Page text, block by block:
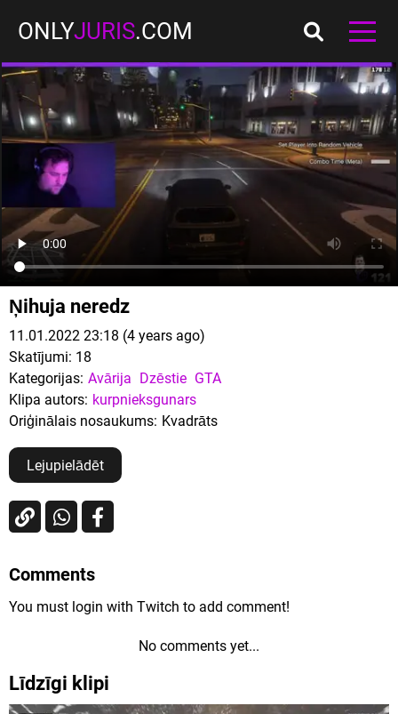
ONLYJURIS.COM
Ņihuja neredz
11.01.2022 23:18 (4 years ago)
Skatījumi: 18
Kategorijas: Avārija Dzēstie GTA
Klipa autors: kurpnieksgunars
Oriģinālais nosaukums: Kvadrāts
Lejupielādēt
Comments
You must login with Twitch to add comment!
No comments yet...
Līdzīgi klipi